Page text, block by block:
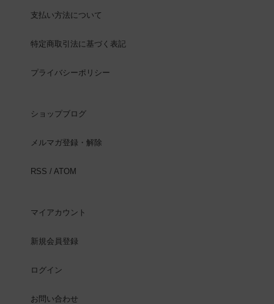
支払い方法について
特定商取引法に基づく表記
プライバシーポリシー
ショップブログ
メルマガ登録・解除
RSS / ATOM
マイアカウント
新規会員登録
ログイン
お問い合わせ